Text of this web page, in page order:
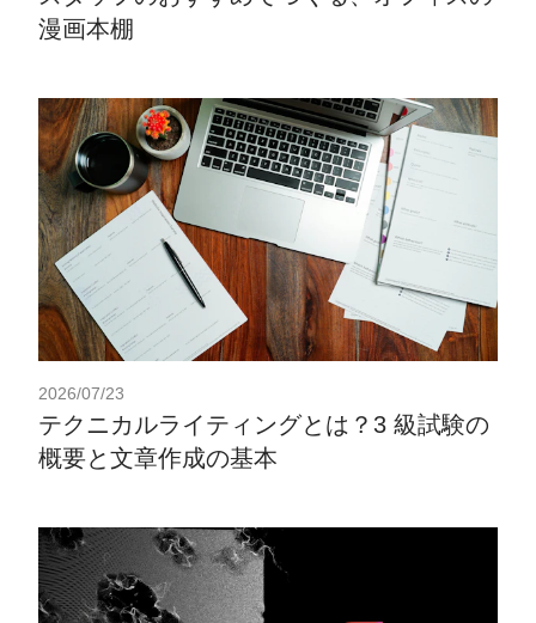
漫画本棚
2026/07/23
テクニカルライティングとは？3 級試験の
概要と文章作成の基本